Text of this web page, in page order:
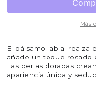
Más
El bálsamo labial realza
añade un toque rosado
Las perlas doradas
apariencia única y